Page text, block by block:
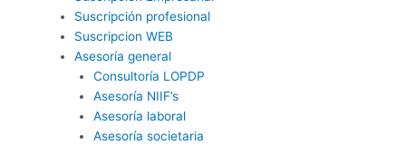
Suscripción profesional
Suscripcion WEB
Asesoría general
Consultoría LOPDP
Asesoría NIIF’s
Asesoría laboral
Asesoría societaria